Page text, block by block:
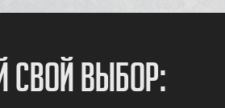
свой выбор: